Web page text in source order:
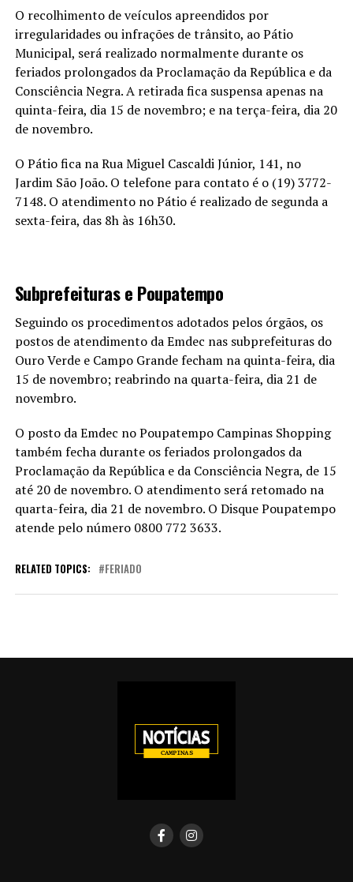
O recolhimento de veículos apreendidos por
irregularidades ou infrações de trânsito, ao Pátio
Municipal, será realizado normalmente durante os
feriados prolongados da Proclamação da República e da
Consciência Negra. A retirada fica suspensa apenas na
quinta-feira, dia 15 de novembro; e na terça-feira, dia 20
de novembro.
O Pátio fica na Rua Miguel Cascaldi Júnior, 141, no
Jardim São João. O telefone para contato é o (19) 3772-
7148. O atendimento no Pátio é realizado de segunda a
sexta-feira, das 8h às 16h30.
Subprefeituras e Poupatempo
Seguindo os procedimentos adotados pelos órgãos, os
postos de atendimento da Emdec nas subprefeituras do
Ouro Verde e Campo Grande fecham na quinta-feira, dia
15 de novembro; reabrindo na quarta-feira, dia 21 de
novembro.
O posto da Emdec no Poupatempo Campinas Shopping
também fecha durante os feriados prolongados da
Proclamação da República e da Consciência Negra, de 15
até 20 de novembro. O atendimento será retomado na
quarta-feira, dia 21 de novembro. O Disque Poupatempo
atende pelo número 0800 772 3633.
RELATED TOPICS: FERIADO